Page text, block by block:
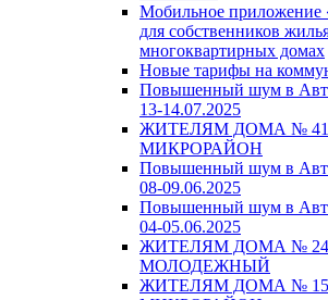
Мобильное приложение
для собственников
многоквартирных домах
Новые тарифы на
Повышенный шум в
13-14.07.2025
ЖИТЕЛЯМ ДОМА № 41
МИКРОРАЙОН
Повышенный шум в
08-09.06.2025
Повышенный шум в
04-05.06.2025
ЖИТЕЛЯМ ДОМА №
МОЛОДЕЖНЫЙ
ЖИТЕЛЯМ ДОМА № 15